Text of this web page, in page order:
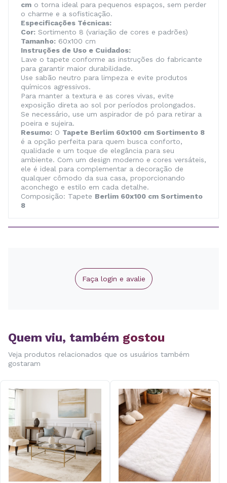
cm o torna ideal para pequenos espaços, sem perder
o charme e a sofisticação.
Especificações Técnicas:
Cor: Sortimento 8 (variação de cores e padrões)
Tamanho: 60x100 cm
Instruções de Uso e Cuidados:
Lave o tapete conforme as instruções do fabricante
para garantir maior durabilidade.
Use sabão neutro para limpeza e evite produtos
químicos agressivos.
Para manter a textura e as cores vivas, evite
exposição direta ao sol por períodos prolongados.
Se necessário, use um aspirador de pó para retirar a
poeira e sujeira.
Resumo: O Tapete Berlim 60x100 cm Sortimento 8
é a opção perfeita para quem busca conforto,
qualidade e um toque de elegância para seu
ambiente. Com um design moderno e cores versáteis,
ele é ideal para complementar a decoração de
qualquer cômodo da sua casa, proporcionando
aconchego e estilo em cada detalhe.
Composição: Tapete Berlim 60x100 cm Sortimento
8
Faça login e avalie
Quem viu, também gostou
Veja produtos relacionados que os usuários também
gostaram